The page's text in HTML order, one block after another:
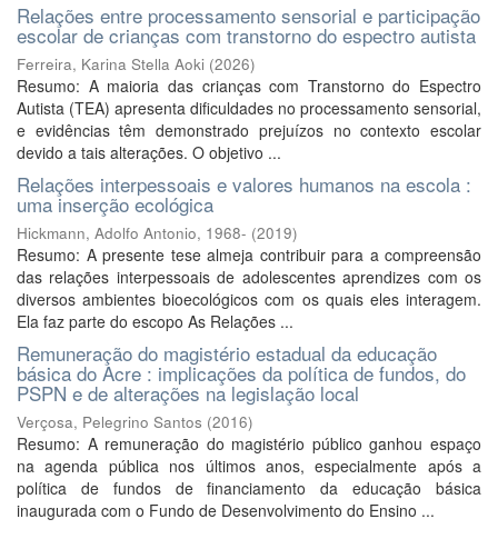
Relações entre processamento sensorial e participação
escolar de crianças com transtorno do espectro autista
Ferreira, Karina Stella Aoki (2026)
Resumo: A maioria das crianças com Transtorno do Espectro
Autista (TEA) apresenta dificuldades no processamento sensorial,
e evidências têm demonstrado prejuízos no contexto escolar
devido a tais alterações. O objetivo ...
Relações interpessoais e valores humanos na escola :
uma inserção ecológica
Hickmann, Adolfo Antonio, 1968- (2019)
Resumo: A presente tese almeja contribuir para a compreensão
das relações interpessoais de adolescentes aprendizes com os
diversos ambientes bioecológicos com os quais eles interagem.
Ela faz parte do escopo As Relações ...
Remuneração do magistério estadual da educação
básica do Acre : implicações da política de fundos, do
PSPN e de alterações na legislação local
Verçosa, Pelegrino Santos (2016)
Resumo: A remuneração do magistério público ganhou espaço
na agenda pública nos últimos anos, especialmente após a
política de fundos de financiamento da educação básica
inaugurada com o Fundo de Desenvolvimento do Ensino ...